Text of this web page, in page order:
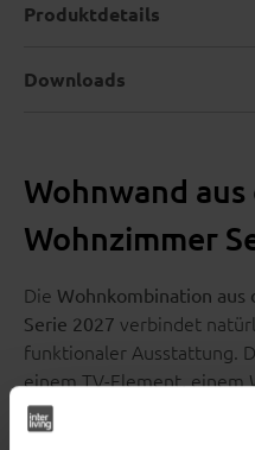
Wohnwand
Wohnzimmer
Die Wohnkombination
Serie 2027 verbindet
funktionaler Ausstattung.
einem TV-Element, einem
Hängeschrank und bietet
Präsentationsflächen für
Produktdetails
Downloads